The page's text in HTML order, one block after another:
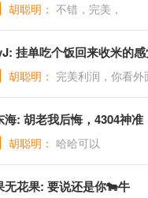
胡聪明： 不错，完美，
挂单吃个饭回来收米的
胡聪明： 完美利润，你看外
海: 胡老我后悔，4304神
胡聪明： 哈哈可以
无花果: 要说还是你🐄牛